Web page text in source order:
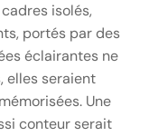
isolés,
portés par des
éclairantes ne
elles seraient
Une
conteur serait